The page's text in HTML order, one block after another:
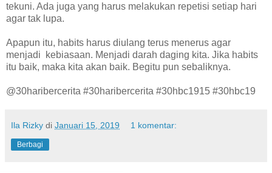
tekuni. Ada juga yang harus melakukan repetisi setiap hari
agar tak lupa.
Apapun itu, habits harus diulang terus menerus agar
menjadi kebiasaan. Menjadi darah daging kita. Jika habits
itu baik, maka kita akan baik. Begitu pun sebaliknya.
@30haribercerita #30haribercerita #30hbc1915 #30hbc19
Ila Rizky di Januari 15, 2019 1 komentar:
Berbagi